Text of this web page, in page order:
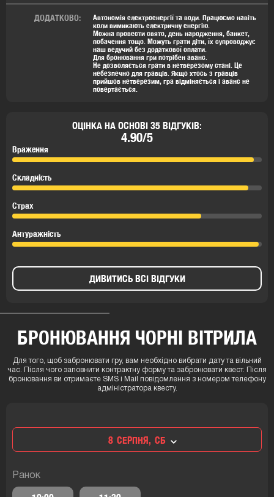
ОЦІНКА НА ОСНОВІ 35 ВІДГУКІВ:
4.90/5
Враження
Складність
Страх
Антуражність
ДИВИТИСЬ ВСІ ВІДГУКИ
ДОДАТКОВО:
Автономія електроенергії та води. Працюємо навіть
коли вимикають електричну енергію.
Можна провести свято, день народження, банкет,
побачення тощо. Можуть грати діти, їх супроводжує
наш ведучий без додаткової оплати.
Для бронювання гри потрібен аванс.
Не дозволяється грати в нетверезому стані. Це
небезпечно для гравців. Якщо хтось з гравців
прийшов нетверезим, гра відміняється і аванс не
повертається.
БРОНЮВАННЯ ЧОРНІ ВІТРИЛА
Для того, щоб забронювати гру, вам необхідно вибрати дату та вільний
час. Після чого заповнити контрактну форму та забронювати квест. Після
бронювання ви отримаєте SMS і Mail повідомлення з номером телефону
адміністратора квесту.
8 СЕРПНЯ, СБ
Ранок